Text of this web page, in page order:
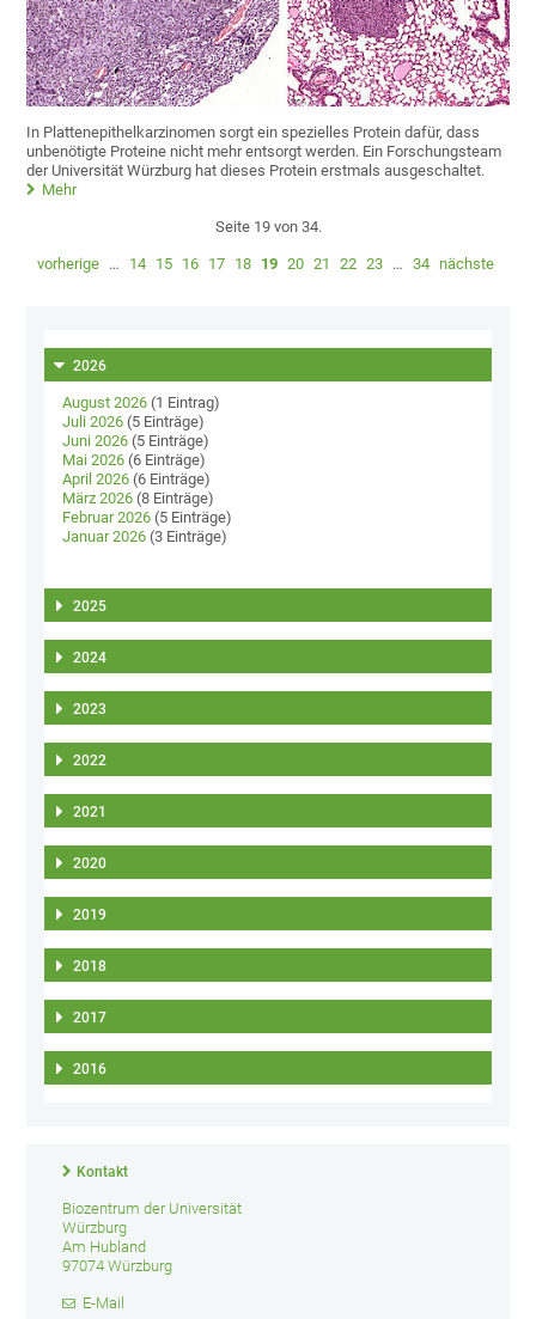
In Plattenepithelkarzinomen sorgt ein spezielles Protein dafür, dass
unbenötigte Proteine nicht mehr entsorgt werden. Ein Forschungsteam
der Universität Würzburg hat dieses Protein erstmals ausgeschaltet.
Mehr
Seite 19 von 34.
vorherige … 14 15 16 17 18 19 20 21 22 23 … 34 nächste
2026
August 2026 (1 Eintrag)
Juli 2026 (5 Einträge)
Juni 2026 (5 Einträge)
Mai 2026 (6 Einträge)
April 2026 (6 Einträge)
März 2026 (8 Einträge)
Februar 2026 (5 Einträge)
Januar 2026 (3 Einträge)
2025
2024
2023
2022
2021
2020
2019
2018
2017
2016
Kontakt
Biozentrum der Universität
Würzburg
Am Hubland
97074 Würzburg
E-Mail